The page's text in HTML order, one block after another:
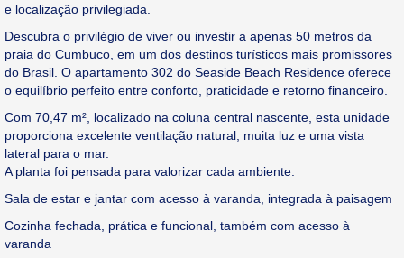
e localização privilegiada.
Descubra o privilégio de viver ou investir a apenas 50 metros da
praia do Cumbuco, em um dos destinos turísticos mais promissores
do Brasil. O apartamento 302 do Seaside Beach Residence oferece
o equilíbrio perfeito entre conforto, praticidade e retorno financeiro.
Com 70,47 m², localizado na coluna central nascente, esta unidade
proporciona excelente ventilação natural, muita luz e uma vista
lateral para o mar.
A planta foi pensada para valorizar cada ambiente:
Sala de estar e jantar com acesso à varanda, integrada à paisagem
Cozinha fechada, prática e funcional, também com acesso à
varanda